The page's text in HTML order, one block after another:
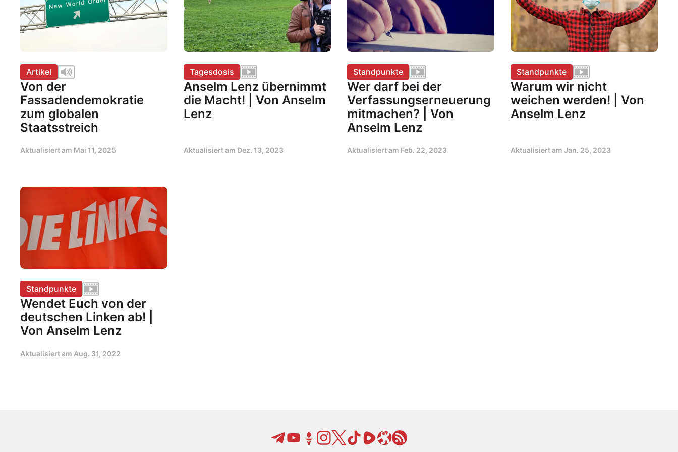
Artikel
Von der
Fassadendemokratie
zum globalen
Staatsstreich
Aktualisiert am Mai 11, 2025
Tagesdosis
Anselm Lenz übernimmt
die Macht! | Von Anselm
Lenz
Aktualisiert am Dez. 13, 2023
Standpunkte
Wer darf bei der
Verfassungserneuerung
mitmachen? | Von
Anselm Lenz
Aktualisiert am Feb. 22, 2023
Standpunkte
Warum wir nicht
weichen werden! | Von
Anselm Lenz
Aktualisiert am Jan. 25, 2023
Standpunkte
Wendet Euch von der
deutschen Linken ab! |
Von Anselm Lenz
Aktualisiert am Aug. 31, 2022